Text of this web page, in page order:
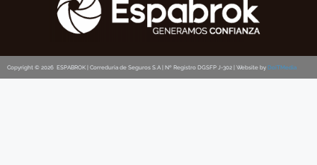
Copyright © 2026 ESPABROK | Correduria de Seguros S.A | Nº Registro DGSFP J-302 | Website by DoiTMedia